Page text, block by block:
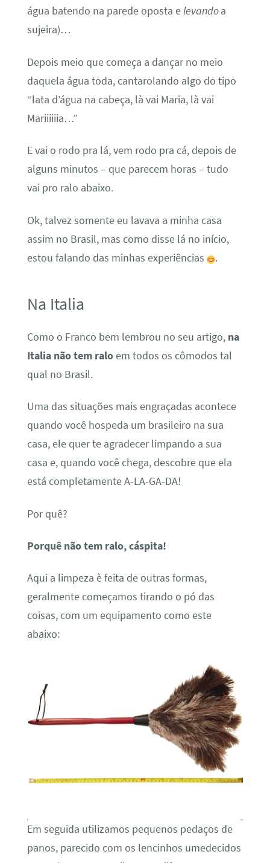
água batendo na parede oposta elevandoa
sujeira)…
Depois meio que começa a dançar no meio
daquela água toda, cantarolando algo do tipo
“lata d’água na cabeça, là vai Maria, là vai
Mariiiiiia…”
E vai o rodo pra lá, vem rodo pra cá, depois de
alguns minutos – que parecem horas – tudo
vai pro ralo abaixo.
Ok, talvez somente eu lavava a minha casa
assim no Brasil, mas como disse lá no início,
estou falando das minhas experiências
.
Na Italia
Como o Franco bem lembrou no seu artigo, na
Italia não tem raloem todos os cômodos tal
qual no Brasil.
Uma das situações mais engraçadas acontece
quando você hospeda um brasileiro na sua
casa, ele quer te agradecer limpando a sua
casa e, quando você chega, descobre que ela
está completamente A-LA-GA-DA!
Por quê?
Porquê não tem ralo, cáspita!
Aqui a limpeza è feita de outras formas,
geralmente começamos tirando o pó das
coisas, com um equipamento como este
abaixo:
Em seguida utilizamos pequenos pedaços de
panos, parecido com os lencinhos umedecidos